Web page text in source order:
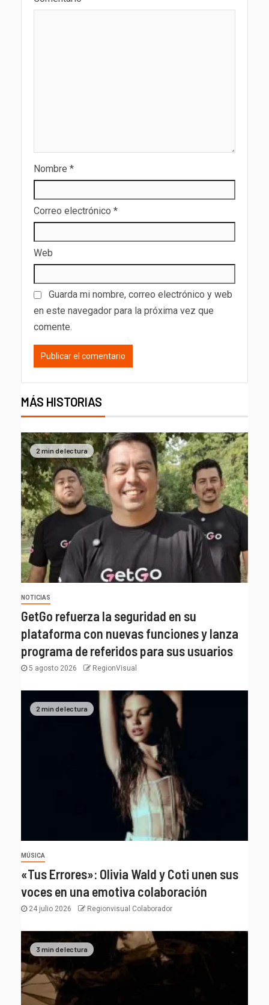
Nombre *
Correo electrónico *
Web
Guarda mi nombre, correo electrónico y web
en este navegador para la próxima vez que
comente.
MÁS HISTORIAS
2 min de lectura
NOTICIAS
GetGo refuerza la seguridad en su
plataforma con nuevas funciones y lanza
programa de referidos para sus usuarios
5 agosto 2026 RegionVisual
2 min de lectura
MÚSICA
«Tus Errores»: Olivia Wald y Coti unen sus
voces en una emotiva colaboración
24 julio 2026 Regionvisual Colaborador
3 min de lectura